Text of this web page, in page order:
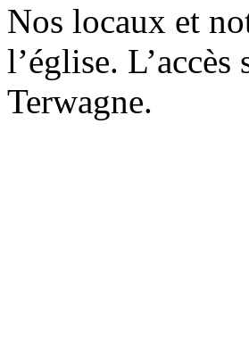
Nos locaux et
l’église.
Terwagne.